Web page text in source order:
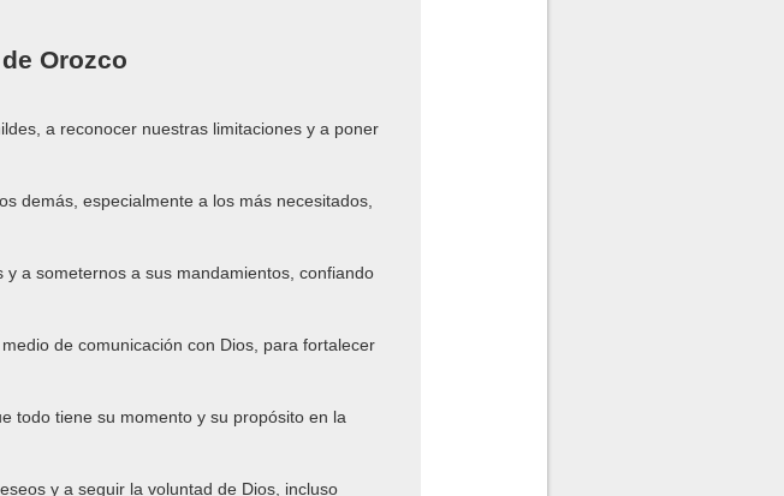
Orozco
a reconocer nuestras limitaciones y a poner
demás, especialmente a los más necesitados,
a someternos a sus mandamientos, confiando
de comunicación con Dios, para fortalecer
todo tiene su momento y su propósito en la
y a seguir la voluntad de Dios, incluso